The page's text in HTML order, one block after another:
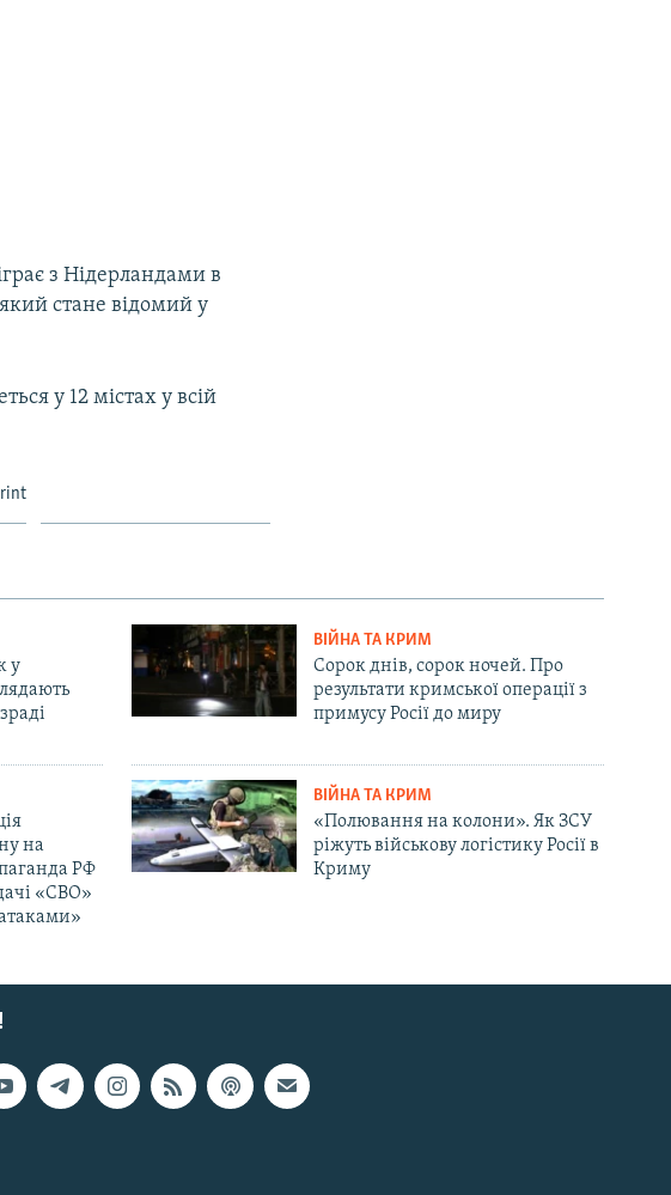
з Нідерландами в
стане відомий у
у 12 містах у всій
у
ВІЙНА ТА КРИМ
Сорок днів, сорок ночей. Про
результати кримської операції з
примусу Росії до миру
на
РФ
«СВО»
ВІЙНА ТА КРИМ
«Полювання на колони». Як ЗСУ
ріжуть військову логістику Росії в
Криму